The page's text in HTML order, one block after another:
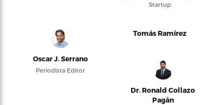
Startup
Oscar J. Serrano
Periodista Editor
Tomás Ramírez
Dr. Ronald Collazo
Pagán